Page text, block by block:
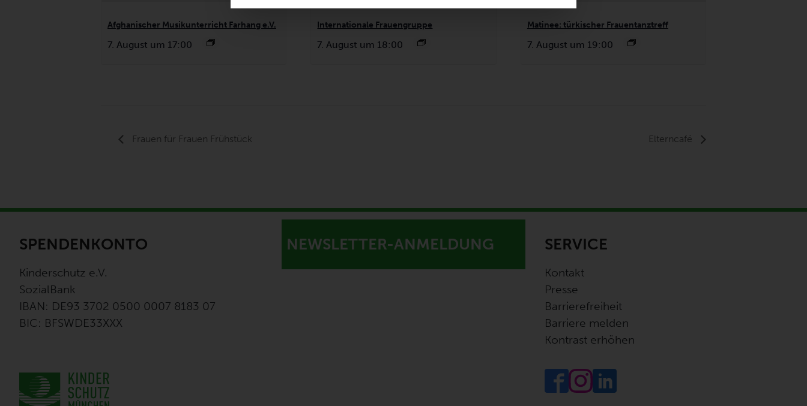
Afghanischer Musikunterricht Farhang e.V.
7. August um 17:00
Internationale Frauengruppe
7. August um 18:00
Matinee: türkischer Frauentanztreff
7. August um 19:00
Frauen für Frauen Frühstück Elterncafé
SPENDENKONTO
Kinderschutz e.V.
SozialBank
IBAN: DE93 3702 0500 0007 8183 07
BIC: BFSWDE33XXX
NEWSLETTER-ANMELDUNG SERVICE
Kontakt
Presse
Barrierefreiheit
Barriere melden
Kontrast erhöhen